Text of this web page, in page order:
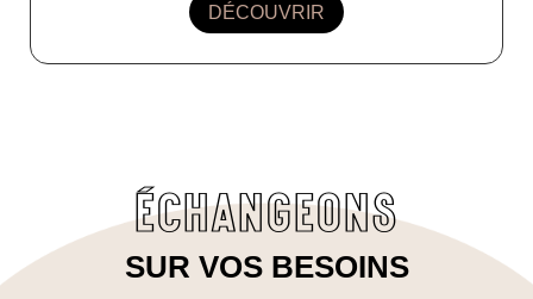
DÉCOUVRIR
ÉCHANGEONS
SUR VOS BESOINS